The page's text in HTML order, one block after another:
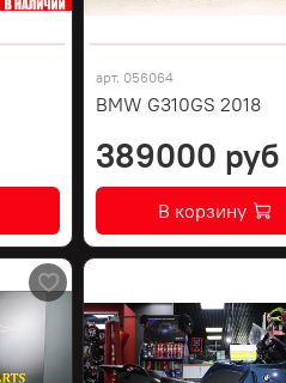
арт. 056064
BMW G310GS 2018
389000 руб
В корзину